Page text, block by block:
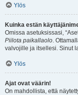
Ylös
Kuinka estän
Omissa asetuksissasi,
Piilota paikallaolo.
valvojille ja itsellesi. Sinut
Ylös
Ajat ovat väärin!
On mahdollista, että